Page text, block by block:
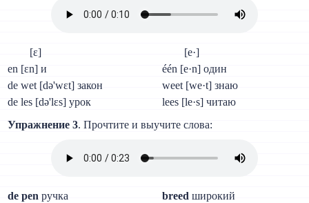
[ɛ]
en [ɛn] и
de wet [də'wɛt] закон
de les [də'lɛs] урок
[e·]
één [e·n] один
weet [we·t] знаю
lees [le·s] читаю
Упражнение 3. Прочтите и выучите слова:
de pen ручка
breed широкий